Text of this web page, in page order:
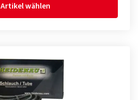
Artikel wählen